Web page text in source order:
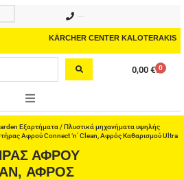
KÄRCHER CENTER KALOTERAKIS
0,00 € 0
Cart
Εξαρτήματα /Πλυστικά μηχανήματα υψηλής
Αφρού Connect ‘n’ Clean, Αφρός Καθαρισμού Ultra
ΑΦΡΟΎ
ΑΦΡΌΣ